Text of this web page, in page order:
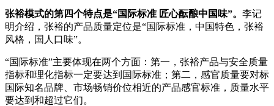
张裕模式的第四个特点是“国际标准 匠心酝酿中国味”。 李记
明介绍，张裕的产品质量定位是“国际标准，中国特色，张裕
风格，国人口味”。
“国际标准”主要体现在两个方面：第一，张裕产品与安全质量
指标和理化指标一定要达到国际标准；第二，感官质量要对标
国际知名品牌、市场畅销价位相近的产品感官标准，质量水平
要达到和超过它们。